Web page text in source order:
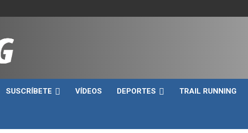
SUSCRÍBETE VÍDEOS DEPORTES TRAIL RUNNING